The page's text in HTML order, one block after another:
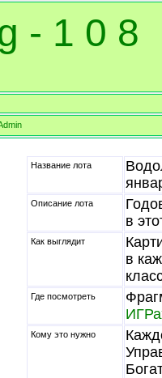
Название лота
Описание лота
в
Как выглядит
в
Где посмотреть
Кому это нужно
- 1 0 8